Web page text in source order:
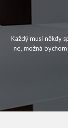
Každý musí někdy
ne, možná